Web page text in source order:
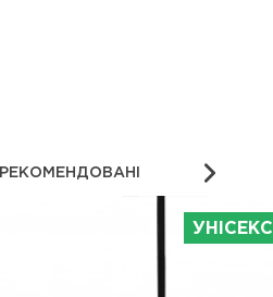
РЕКОМЕНДОВАНІ
УНІСЕКС